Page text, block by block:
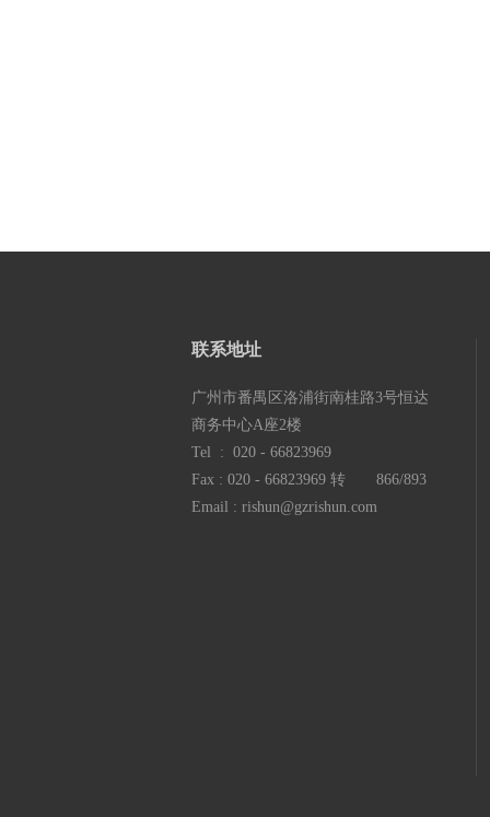
联系地址
广州市番禺区洛浦街南桂路3号恒达
商务中心A座2楼
Tel : 020 - 66823969
Fax : 020 - 66823969 转 866/893
Email : rishun@gzrishun.com